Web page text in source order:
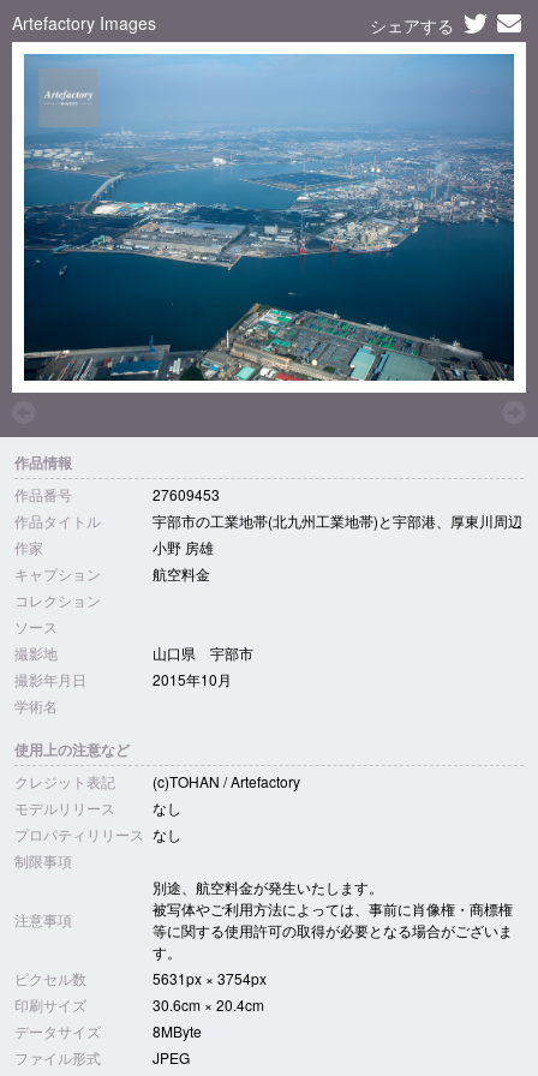
Artefactory Images シェアする
作品情報
作品番号
27609453
作品タイトル
宇部市の工業地帯(北九州工業地帯)と宇部港、厚東川周辺
作家
小野 房雄
キャプション
航空料金
コレクション
ソース
撮影地
山口県 宇部市
撮影年月日
2015年10月
学術名
使用上の注意など
クレジット表記
(c)TOHAN / Artefactory
モデルリリース
なし
プロパティリリース なし
制限事項
注意事項
別途、航空料金が発生いたします。
被写体やご利用方法によっては、事前に肖像権・商標権
等に関する使用許可の取得が必要となる場合がございま
す。
ピクセル数
5631px × 3754px
印刷サイズ
30.6cm × 20.4cm
データサイズ
8MByte
ファイル形式
JPEG